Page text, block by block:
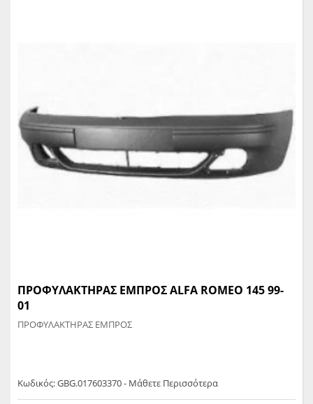
ΠΡΟΦΥΛΑΚΤΗΡΑΣ ΕΜΠΡΟΣ ALFA ROMEO 145 99-
01
ΠΡΟΦΥΛΑΚΤΗΡΑΣ ΕΜΠΡΟΣ
Κωδικός: GBG.017603370 - Μάθετε Περισσότερα